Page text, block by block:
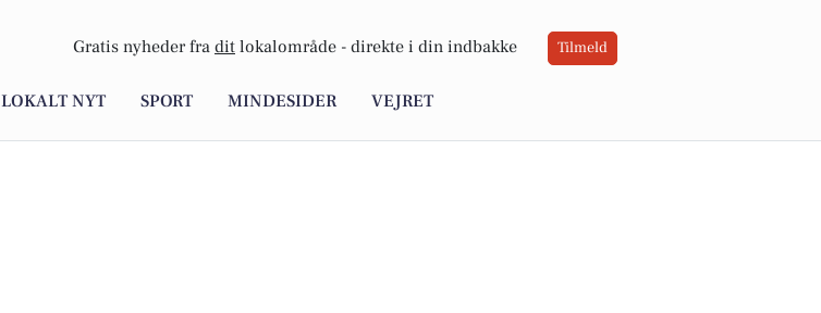
Gratis nyheder fra dit lokalområde - direkte i din indbakke Tilmeld
LOKALT NYT SPORT MINDESIDER VEJRET